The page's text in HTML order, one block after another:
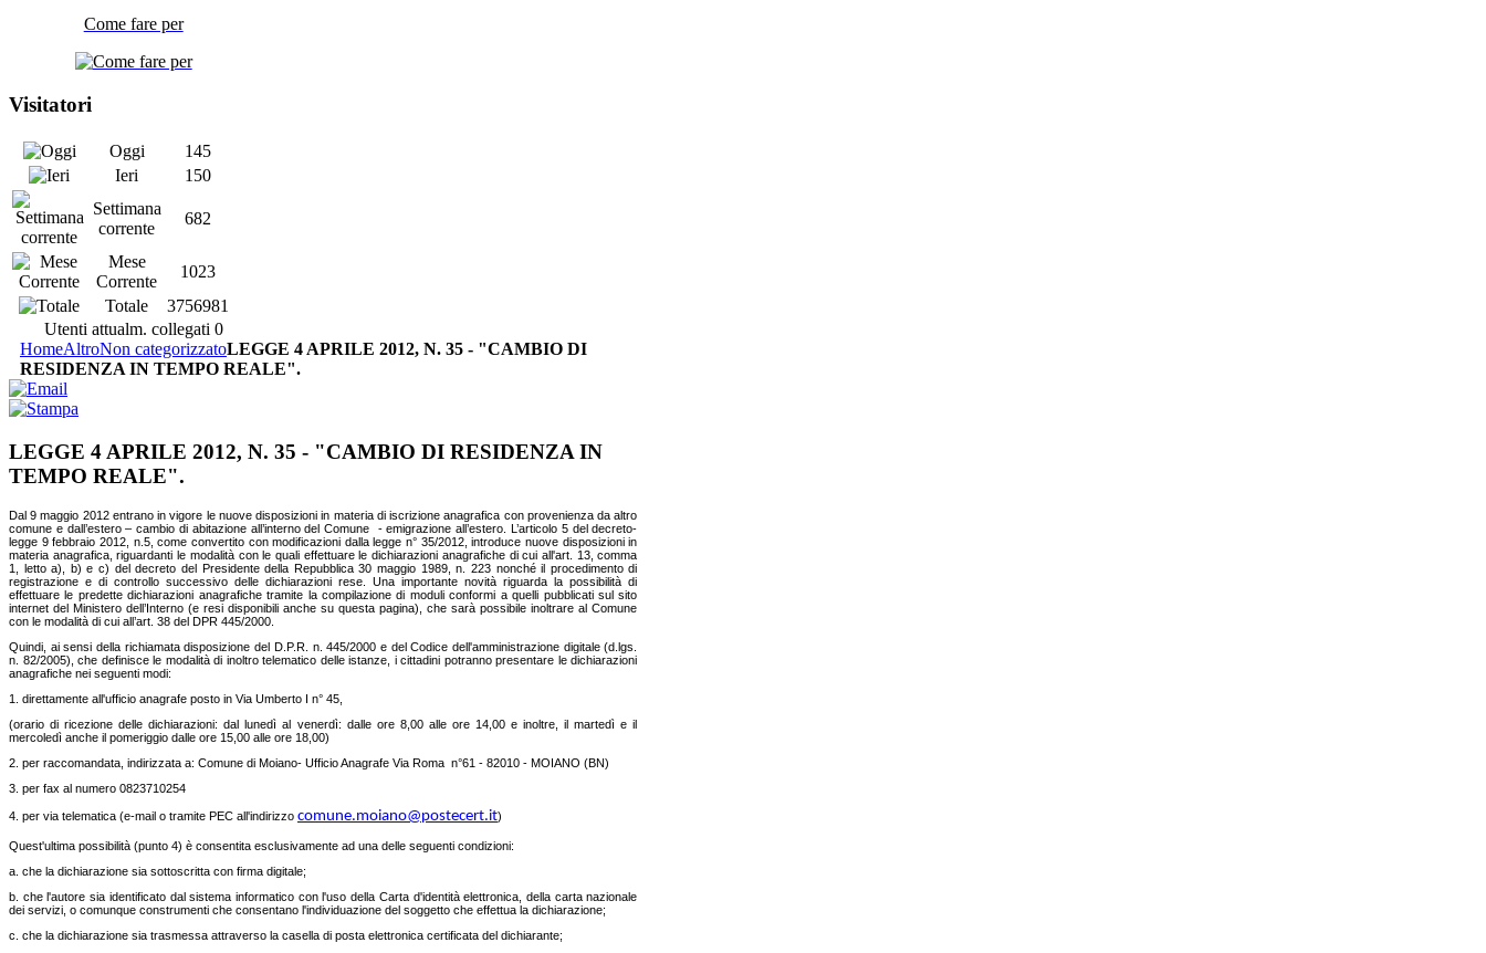
Come fare per
Visitatori
Oggi
145
Ieri
150
Settimana
corrente
682
Mese
Corrente
1023
Totale
3756981
Utenti attualm. collegati 0
HomeAltroNon categorizzatoLEGGE 4 APRILE 2012, N. 35 - "CAMBIO DI
RESIDENZA IN TEMPO REALE".
LEGGE 4 APRILE 2012, N. 35 - "CAMBIO DI RESIDENZA IN
TEMPO REALE".
Dal 9 maggio 2012 entrano in vigore le nuove disposizioni in materia di iscrizione anagrafica con provenienza da altro
comune e dall’estero – cambio di abitazione all’interno del Comune - emigrazione all’estero. L’articolo 5 del decreto-
legge 9 febbraio 2012, n.5, come convertito con modificazioni dalla legge n° 35/2012, introduce nuove disposizioni in
materia anagrafica, riguardanti le modalità con le quali effettuare le dichiarazioni anagrafiche di cui all'art. 13, comma
1, letto a), b) e c) del decreto del Presidente della Repubblica 30 maggio 1989, n. 223 nonché il procedimento di
registrazione e di controllo successivo delle dichiarazioni rese. Una importante novità riguarda la possibilità di
effettuare le predette dichiarazioni anagrafiche tramite la compilazione di moduli conformi a quelli pubblicati sul sito
internet del Ministero dell’Interno (e resi disponibili anche su questa pagina), che sarà possibile inoltrare al Comune
con le modalità di cui all’art. 38 del DPR 445/2000.
Quindi, ai sensi della richiamata disposizione del D.P.R. n. 445/2000 e del Codice dell'amministrazione digitale (d.lgs.
n. 82/2005), che definisce le modalità di inoltro telematico delle istanze, i cittadini potranno presentare le dichiarazioni
anagrafiche nei seguenti modi:
1. direttamente all'ufficio anagrafe posto in Via Umberto I n° 45,
(orario di ricezione delle dichiarazioni: dal lunedì al venerdì: dalle ore 8,00 alle ore 14,00 e inoltre, il martedì e il
mercoledì anche il pomeriggio dalle ore 15,00 alle ore 18,00)
2. per raccomandata, indirizzata a: Comune di Moiano- Ufficio Anagrafe Via Roma n°61 - 82010 - MOIANO (BN)
3. per fax al numero 0823710254
4. per via telematica (e-mail o tramite PEC all'indirizzo comune.moiano@postecert.it)
Quest'ultima possibilità (punto 4) è consentita esclusivamente ad una delle seguenti condizioni:
a. che la dichiarazione sia sottoscritta con firma digitale;
b. che l'autore sia identificato dal sistema informatico con l'uso della Carta d'identità elettronica, della carta nazionale
dei servizi, o comunque construmenti che consentano l'individuazione del soggetto che effettua la dichiarazione;
c. che la dichiarazione sia trasmessa attraverso la casella di posta elettronica certificata del dichiarante;